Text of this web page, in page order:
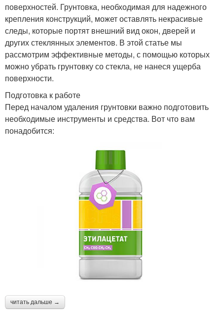
поверхностей. Грунтовка, необходимая для надежного
крепления конструкций, может оставлять некрасивые
следы, которые портят внешний вид окон, дверей и
других стеклянных элементов. В этой статье мы
рассмотрим эффективные методы, с помощью которых
можно убрать грунтовку со стекла, не нанеся ущерба
поверхности.
Подготовка к работе
Перед началом удаления грунтовки важно подготовить
необходимые инструменты и средства. Вот что вам
понадобится:
читать дальше →